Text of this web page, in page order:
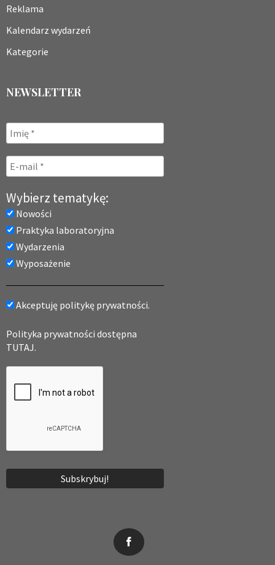
Reklama
Kalendarz wydarzeń
Kategorie
NEWSLETTER
Wybierz tematykę:
Nowości
Praktyka laboratoryjna
Wydarzenia
Wyposażenie
Akceptuję politykę prywatności.
Polityka prywatności dostępna
TUTAJ.